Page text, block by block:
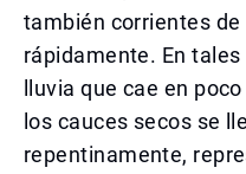
también corrientes
rápidamente. En
lluvia que cae en
los cauces secos se
repentinamente,